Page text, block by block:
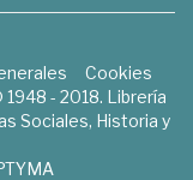
Cookies
- 2018. Librería
Sociales, Historia y